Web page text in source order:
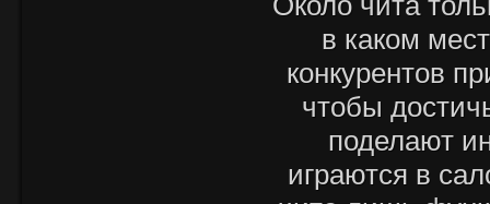
в каком
конкурентов
чтобы
поделают
играются в